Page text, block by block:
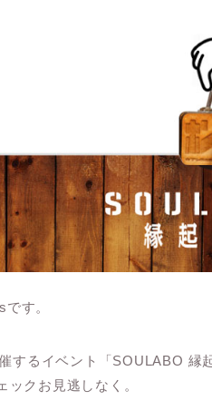
す。
するイベント「SOULABO 縁
ックお見逃しなく。